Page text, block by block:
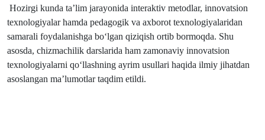
Hozirgi kunda ta’lim jarayonida interaktiv metodlar, innovatsion
texnologiyalar hamda pedagogik va axborot texnologiyalaridan
samarali foydalanishga bo‘lgan qiziqish ortib bormoqda. Shu
asosda, chizmachilik darslarida ham zamonaviy innovatsion
texnologiyalarni qo‘llashning ayrim usullari haqida ilmiy jihatdan
asoslangan ma’lumotlar taqdim etildi.